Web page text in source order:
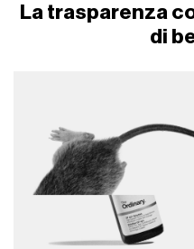
La trasparenza
di